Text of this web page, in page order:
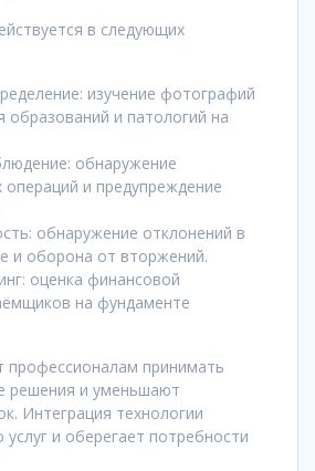
в следующих
изучение фотографий
образований и патологий на
обнаружение
операций и предупреждение
обнаружение отклонений в
и оборона от вторжений.
оценка финансовой
на фундаменте
профессионалам принимать
решения и уменьшают
Интеграция технологии
и оберегает потребности